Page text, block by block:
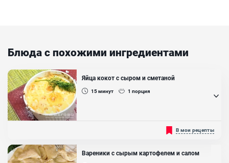
Блюда с похожими ингредиентами
Яйца кокот с сыром и сметаной
15минут 1 порция
Когда хочется порадовать своих близких оригинальным, вкусным
завтраком, приготовьте для них яйца кокот. Несмотря на такое
французское название, блюдо в домашних условиях готовится
очень быстро, просто и станет изысканной альтернативой
обычной яичнице. Яйца запекаются в духовке, в сочетании с
В мои рецепты
Вареники с сырым картофелем и салом